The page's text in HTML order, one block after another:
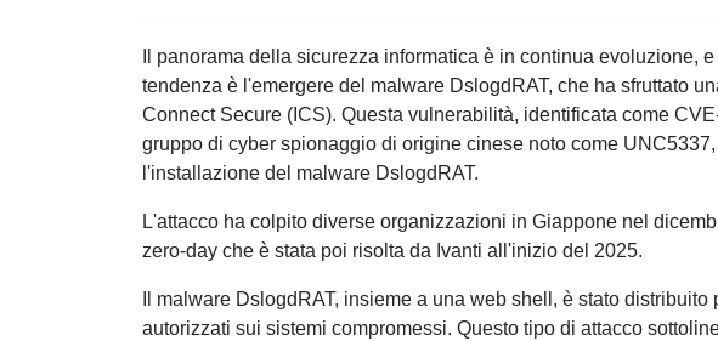
Il panorama della sicurezza informatica è in continua evoluzione,
tendenza è l'emergere del malware DslogdRAT, che ha sfruttato
Connect Secure (ICS). Questa vulnerabilità, identificata come
gruppo di cyber spionaggio di origine cinese noto come
l'installazione del malware DslogdRAT.
L'attacco ha colpito diverse organizzazioni in Giappone nel
zero-day che è stata poi risolta da Ivanti all'inizio del 2025.
Il malware DslogdRAT, insieme a una web shell, è stato
autorizzati sui sistemi compromessi. Questo tipo di attacco